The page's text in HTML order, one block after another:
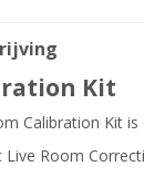
Kit
Calibration Kit
Room